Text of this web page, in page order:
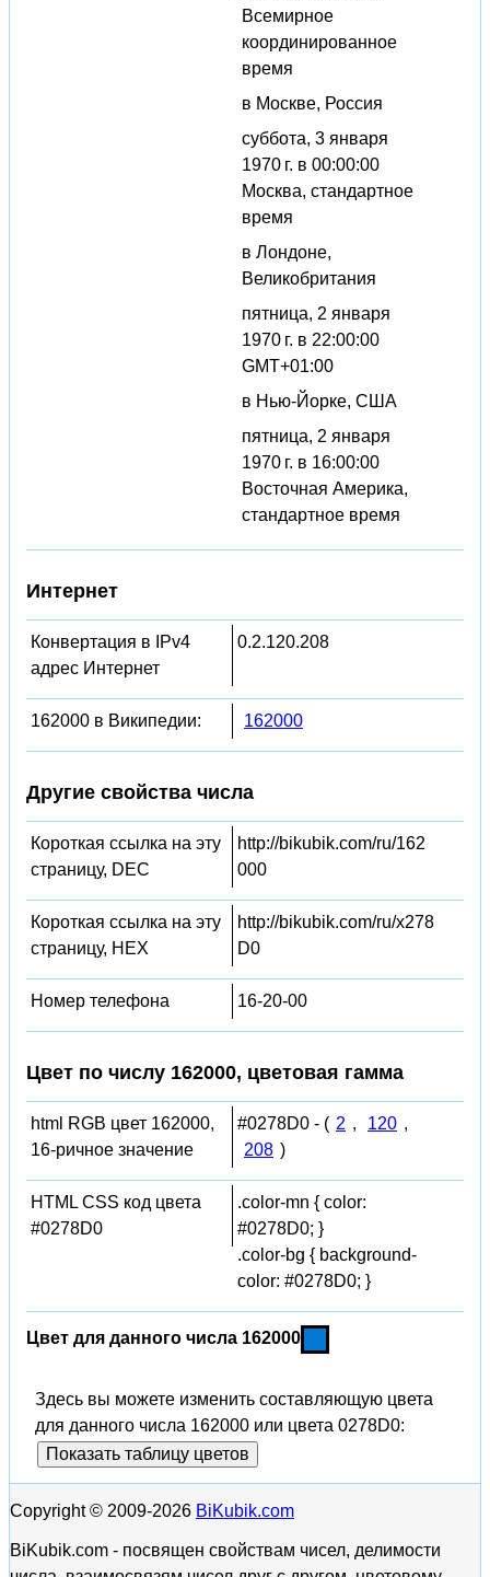
Всемирное
координированное
время
в Москве, Россия
суббота, 3 января
1970 г. в 00:00:00
Москва, стандартное
время
в Лондоне,
Великобритания
пятница, 2 января
1970 г. в 22:00:00
GMT+01:00
в Нью-Йорке, США
пятница, 2 января
1970 г. в 16:00:00
Восточная Америка,
стандартное время
Интернет
Конвертация в IPv4
адрес Интернет
0.2.120.208
162000 в Википедии: 162000
Другие свойства числа
Короткая ссылка на эту
страницу, DEC
http://bikubik.com/ru/162
000
Короткая ссылка на эту
страницу, HEX
http://bikubik.com/ru/x278
D0
Номер телефона 16-20-00
Цвет по числу 162000, цветовая гамма
html RGB цвет 162000,
16-ричное значение
#0278D0 - ( 2 , 120 ,
208 )
HTML CSS код цвета
#0278D0
.color-mn { color:
#0278D0; }
.color-bg { background-
color: #0278D0; }
Цвет для данного числа 162000
Здесь вы можете изменить составляющую цвета
для данного числа 162000 или цвета 0278D0:
Показать таблицу цветов
Copyright © 2009-2026 BiKubik.com
BiKubik.com - посвящен свойствам чисел, делимости